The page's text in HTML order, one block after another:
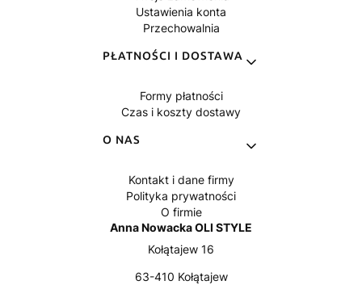
Anna Nowacka OLI STYLE
Kołątajew 16
63-410 Kołątajew
Ustawienia konta
Przechowalnia
PŁATNOŚCI I DOSTAWA
Formy płatności
Czas i koszty dostawy
O NAS
Kontakt i dane firmy
Polityka prywatności
O firmie